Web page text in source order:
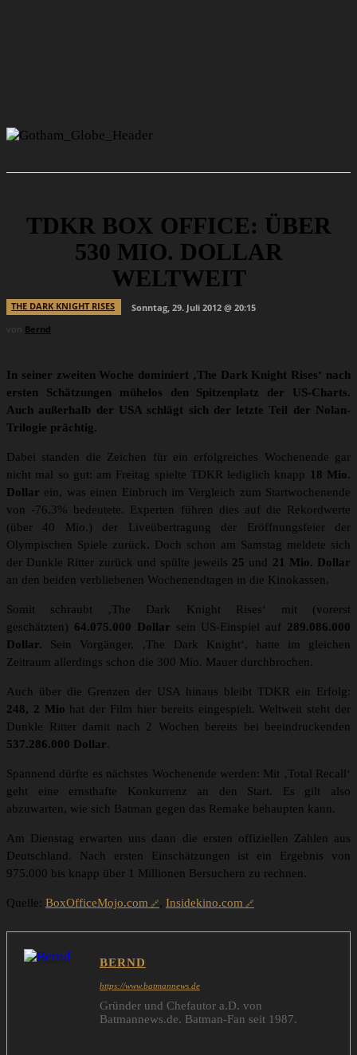
TDKR BOX OFFICE: ÜBER
530 MIO. DOLLAR
WELTWEIT
THE DARK KNIGHT RISES
Sonntag, 29. Juli 2012 @ 20:15
von Bernd
In seiner zweiten Woche dominiert ‚The Dark Knight Rises‘ nach
ersten Schätzungen mühelos den Spitzenplatz der US-Charts.
Auch außerhalb der USA schlägt sich der letzte Teil der Nolan-
Trilogie prächtig.
Dabei standen die Zeichen für ein erfolgreiches Wochenende gar
nicht mal so gut: am Freitag spielte TDKR lediglich knapp 18 Mio.
Dollar ein, was einen Einbruch im Vergleich zum Startwochenende
von -76.3% bedeutete. Experten führen dies auf die Rekordwerte
(über 40 Mio.) der Liveübertragung der Eröffnungsfeier der
Olympischen Spiele zurück. Doch schon am Samstag meldete sich
der Dunkle Ritter zurück und spülte jeweils 25 und 21 Mio. Dollar
an den beiden verbliebenen Wochenendtagen in die Kinokassen.
Somit schraubt ‚The Dark Knight Rises‘ mit (vorerst
geschätzten) 64.075.000 Dollar sein US-Einspiel auf 289.086.000
Dollar. Sein Vorgänger, ‚The Dark Knight‘, hatte im gleichen
Zeitraum allerdings schon die 300 Mio. Mauer durchbrochen.
Auch über die Grenzen der USA hinaus bleibt TDKR ein Erfolg:
248, 2 Mio hat der Film hier bereits eingespielt. Weltweit steht der
Dunkle Ritter damit nach 2 Wochen bereits bei beeindruckenden
537.286.000 Dollar.
Spannend dürfte es nächstes Wochenende werden: Mit ‚Total Recall‘
geht eine ernsthafte Konkurrenz an den Start. Es gilt also
abzuwarten, wie sich Batman gegen das Remake behaupten kann.
Am Dienstag erwarten uns dann die ersten offiziellen Zahlen aus
Deutschland. Nach ersten Einschätzungen ist ein Ergebnis von
975.000 bis knapp über 1 Millionen Bersuchern zu rechnen.
Quelle: BoxOfficeMojo.com , Insidekino.com
BERND
https://www.batmannews.de
Gründer und Chefautor a.D. von
Batmannews.de. Batman-Fan seit 1987.